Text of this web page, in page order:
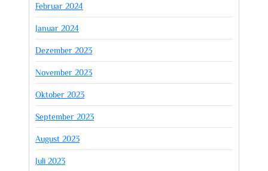
Februar 2024
Januar 2024
Dezember 2023
November 2023
Oktober 2023
September 2023
August 2023
Juli 2023